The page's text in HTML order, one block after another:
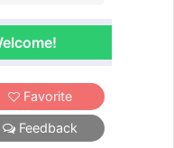
Favorite
Feedback